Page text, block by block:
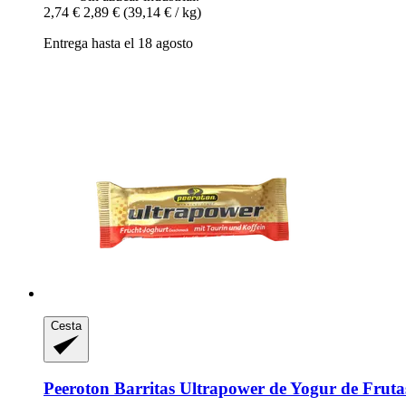
2,74 € 2,89 € (39,14 € / kg)
Entrega hasta el 18 agosto
Cesta
Peeroton Barritas Ultrapower de Yogur de